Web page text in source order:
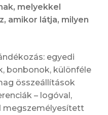
melyekkel
amikor látja, milyen
egyedi
bonbonok, különféle
összeállítások
– logóval,
megszemélyesített